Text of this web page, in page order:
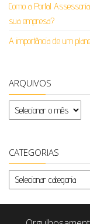
Como a Portal
sua empresa?
A importância de um
ARQUIVOS
Arquivos
CATEGORIAS
Categorias